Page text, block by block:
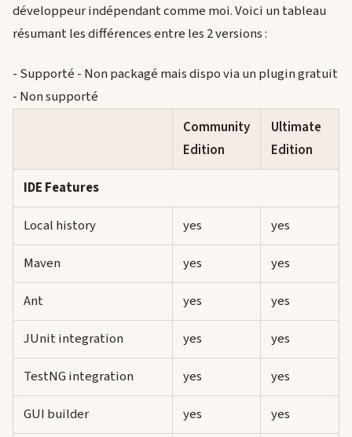
développeur indépendant comme moi. Voici un tableau
résumant les différences entre les 2 versions :
- Supporté - Non packagé mais dispo via un plugin gratuit
- Non supporté
Community
Edition
Ultimate
Edition
IDE Features
Local history
yes
yes
Maven
yes
yes
Ant
yes
yes
JUnit integration
yes
yes
TestNG integration
yes
yes
GUI builder
yes
yes